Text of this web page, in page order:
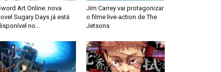
Art Online: nova
Sugary Days já está
no...
Jim Carrey vai protagonizar
o filme live-action de The
Jetsons